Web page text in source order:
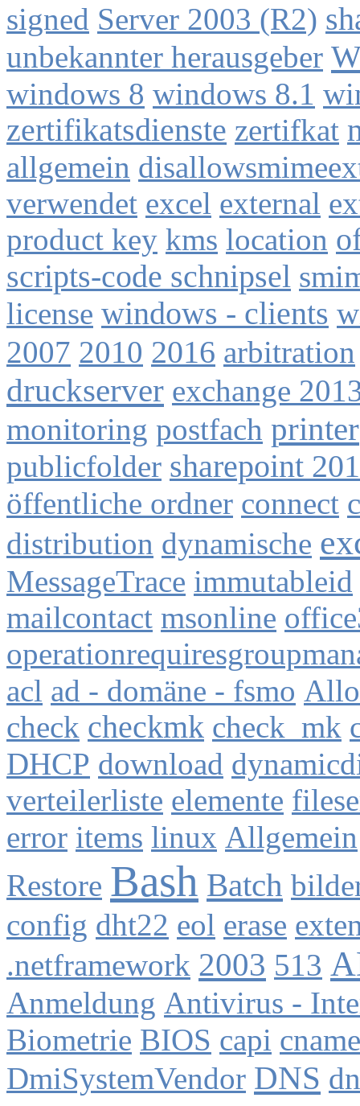
signed Server 2003 (R2)
unbekannter herausgeber
windows 8 windows 8.1
zertifikatsdienste zertifkat
allgemein
verwendet excel external
product key kms location
scripts-code schnipsel
license windows - clients
2007 2010 2016 arbitration
druckserver exchange
monitoring postfach printer
publicfolder sharepoint
öffentliche ordner connect
distribution dynamische
MessageTrace immutableid
mailcontact msonline
acl ad - domäne - fsmo
check checkmk check_mk
DHCP download
verteilerliste elemente
error items linux Allgemein
Restore Bash Batch
config dht22 eol erase
.netframework 2003 513
Anmeldung Antivirus -
Biometrie BIOS capi cname
DmiSystemVendor DNS